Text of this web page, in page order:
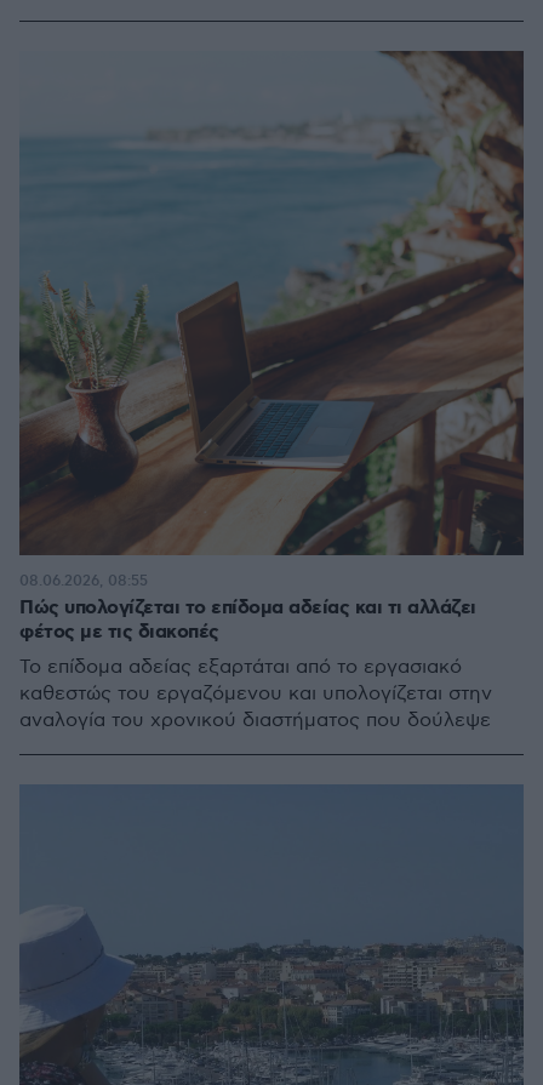
Πώς υπολογίζεται το επίδομα αδείας και τι αλλάζει
φέτος με τις διακοπές
Το επίδομα αδείας εξαρτάται από το εργασιακό
καθεστώς του εργαζόμενου και υπολογίζεται στην
αναλογία του χρονικού διαστήματος που δούλεψε
08.06.2026, 08:55